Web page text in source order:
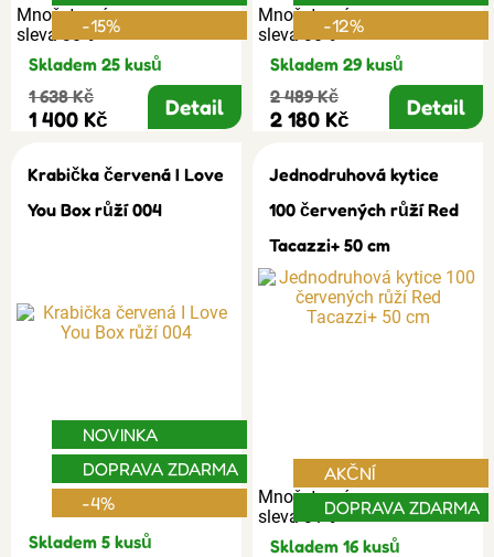
Množstevní
sleva 30%-15%
Skladem 25 kusů
1 638 Kč
1 400 Kč Detail
Množstevní
sleva 30%-12%
Skladem 29 kusů
2 489 Kč
2 180 Kč Detail
Krabička červená I Love
You Box růží 004
NOVINKA
DOPRAVA ZDARMA
-4%
Skladem 5 kusů
Jednodruhová kytice
100 červených růží Red
Tacazzi+ 50 cm
Množstevní
sleva 31%
AKČNÍ
DOPRAVA ZDARMA
Skladem 16 kusů